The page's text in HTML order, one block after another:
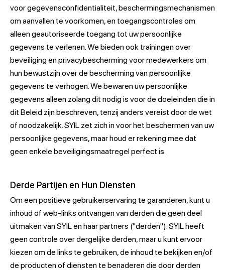
voor gegevensconfidentialiteit, beschermingsmechanismen
om aanvallen te voorkomen, en toegangscontroles om
alleen geautoriseerde toegang tot uw persoonlijke
gegevens te verlenen. We bieden ook trainingen over
beveiliging en privacybescherming voor medewerkers om
hun bewustzijn over de bescherming van persoonlijke
gegevens te verhogen. We bewaren uw persoonlijke
gegevens alleen zolang dit nodig is voor de doeleinden die in
dit Beleid zijn beschreven, tenzij anders vereist door de wet
of noodzakelijk. SYIL zet zich in voor het beschermen van uw
persoonlijke gegevens, maar houd er rekening mee dat
geen enkele beveiligingsmaatregel perfect is.
Derde Partijen en Hun Diensten
Om een positieve gebruikerservaring te garanderen, kunt u
inhoud of web-links ontvangen van derden die geen deel
uitmaken van SYIL en haar partners ("derden"). SYIL heeft
geen controle over dergelijke derden, maar u kunt ervoor
kiezen om de links te gebruiken, de inhoud te bekijken en/of
de producten of diensten te benaderen die door derden